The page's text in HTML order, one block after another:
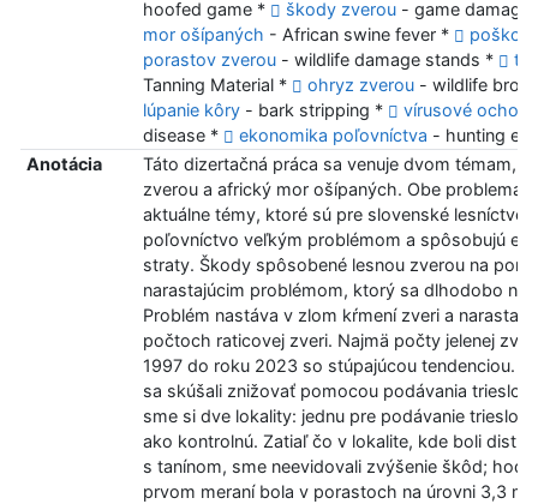
hoofed game *
škody zverou- game
mor ošípaných - African swine fever *
porastov zverou- wildlife damage stands *
Tanning Material *
ohryz zverou- wildlife
lúpanie kôry- bark stripping *
vírusové
disease *
ekonomika poľovníctva - hunting
Anotácia
Táto dizertačná práca sa venuje dvom témam,
zverou a africký mor ošípaných. Obe
aktuálne témy, ktoré sú pre slovenské lesníctvo
poľovníctvo veľkým problémom a spôsobujú
straty. Škody spôsobené lesnou zverou na
narastajúcim problémom, ktorý sa dlhodobo
Problém nastáva v zlom kŕmení zveri a
počtoch raticovej zveri. Najmä počty jelenej
1997 do roku 2023 so stúpajúcou tendenciou.
sa skúšali znižovať pomocou podávania
sme si dve lokality: jednu pre podávanie
ako kontrolnú. Zatiaľ čo v lokalite, kde boli
s tanínom, sme neevidovali zvýšenie škôd;
prvom meraní bola v porastoch na úrovni 3,3